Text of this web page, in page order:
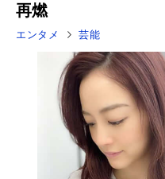
再燃
エンタメ 芸能